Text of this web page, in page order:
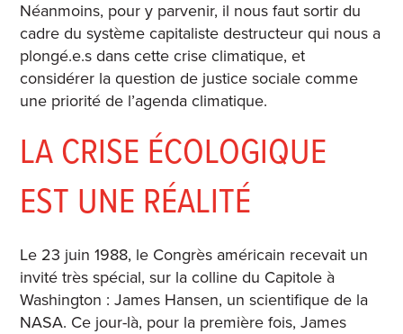
Néanmoins, pour y parvenir, il nous faut sortir du
cadre du système capitaliste destructeur qui nous a
plongé.e.s dans cette crise climatique, et
considérer la question de justice sociale comme
une priorité de l’agenda climatique.
LA CRISE ÉCOLOGIQUE
EST UNE RÉALITÉ
Le 23 juin 1988, le Congrès américain recevait un
invité très spécial, sur la colline du Capitole à
Washington : James Hansen, un scientifique de la
NASA. Ce jour-là, pour la première fois, James